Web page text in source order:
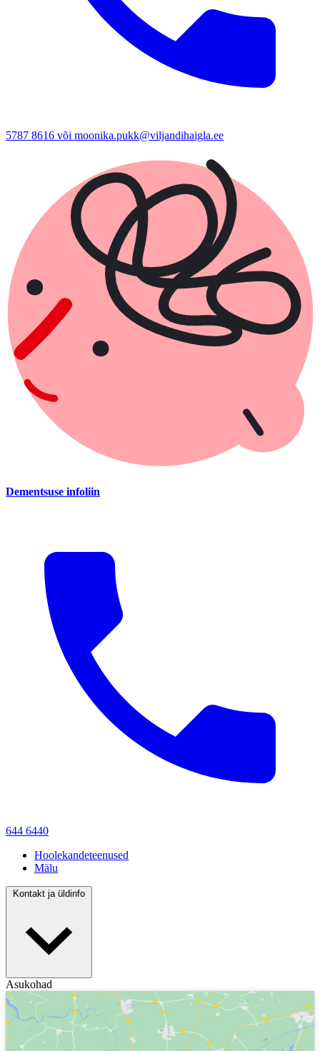
5787 8616 või moonika.pukk@viljandihaigla.ee
Dementsuse infoliin
644 6440
Hoolekandeteenused
Mälu
Kontakt ja üldinfo
Asukohad